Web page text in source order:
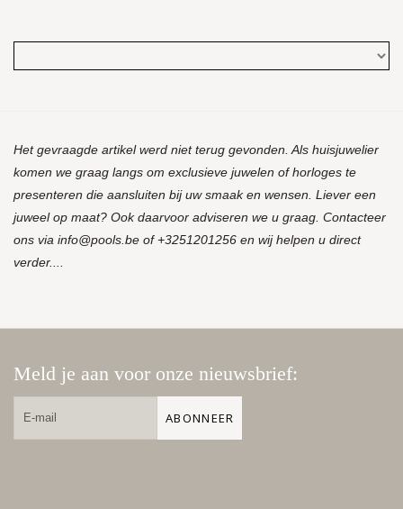
Aanbiedingen
Het gevraagde artikel werd niet terug gevonden. Als huisjuwelier
komen we graag langs om exclusieve juwelen of horloges te
presenteren die aansluiten bij uw smaak en wensen. Liever een
juweel op maat? Ook daarvoor adviseren we u graag. Contacteer
ons via info@pools.be of +3251201256 en wij helpen u direct
verder....
Meld je aan voor onze nieuwsbrief:
ABONNEER